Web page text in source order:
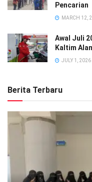
Pencarian
MARCH 12,
Awal Juli
Kaltim
JULY 1, 2026
Berita Terbaru